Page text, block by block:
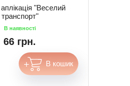
"Веселий
транспорт"
66 грн.